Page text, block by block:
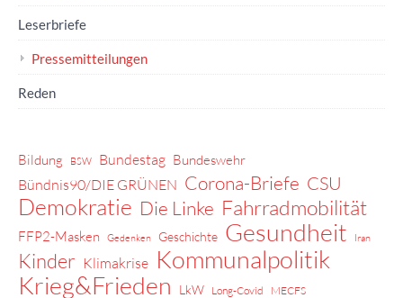
Leserbriefe
Pressemitteilungen
Reden
Bildung BSW Bundestag Bundeswehr
Bündnis90/DIE GRÜNEN Corona-Briefe CSU
Demokratie Die Linke Fahrradmobilität
FFP2-Masken Gedenken Geschichte Gesundheit Iran
Kinder Klimakrise Kommunalpolitik
Krieg&Frieden
LkW Long-Covid MECFS